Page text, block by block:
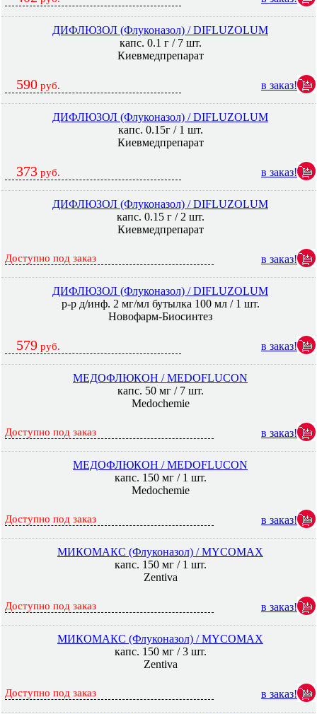
ДИФЛЮЗОЛ (Флуконазол) / DIFLUZOLUM
капс. 0.1 г / 7 шт.
Киевмедпрепарат
590 руб. в заказ!
ДИФЛЮЗОЛ (Флуконазол) / DIFLUZOLUM
капс. 0.15г / 1 шт.
Киевмедпрепарат
373 руб. в заказ!
ДИФЛЮЗОЛ (Флуконазол) / DIFLUZOLUM
капс. 0.15 г / 2 шт.
Киевмедпрепарат
Доступно под заказ в заказ!
ДИФЛЮЗОЛ (Флуконазол) / DIFLUZOLUM
р-р д/инф. 2 мг/мл бутылка 100 мл / 1 шт.
Новофарм-Биосинтез
579 руб. в заказ!
МЕДОФЛЮКОН / MEDOFLUCON
капс. 50 мг / 7 шт.
Medochemie
Доступно под заказ в заказ!
МЕДОФЛЮКОН / MEDOFLUCON
капс. 150 мг / 1 шт.
Medochemie
Доступно под заказ в заказ!
МИКОМАКС (Флуконазол) / MYCOMAX
капс. 150 мг / 1 шт.
Zentiva
Доступно под заказ в заказ!
МИКОМАКС (Флуконазол) / MYCOMAX
капс. 150 мг / 3 шт.
Zentiva
Доступно под заказ в заказ!